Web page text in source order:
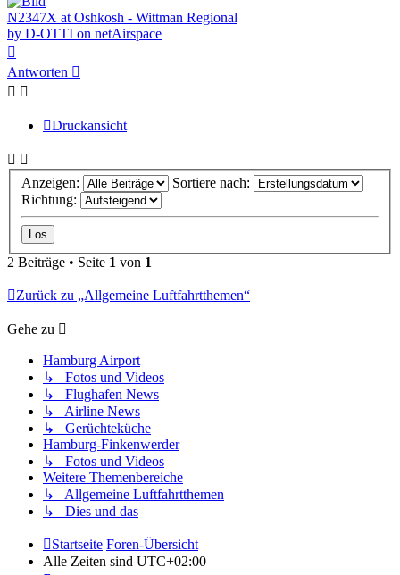
N2347X at Oshkosh - Wittman Regional
by D-OTTI on netAirspace
oben
Antworten
Druckansicht
Anzeigen:
Sortiere nach:
Richtung:
2 Beiträge • Seite 1 von 1
Zurück zu „Allgemeine Luftfahrtthemen“
Gehe zu
Hamburg Airport
↳ Fotos und Videos
↳ Flughafen News
↳ Airline News
↳ Gerüchteküche
Hamburg-Finkenwerder
↳ Fotos und Videos
Weitere Themenbereiche
↳ Allgemeine Luftfahrtthemen
↳ Dies und das
Startseite Foren-Übersicht
Alle Zeiten sind UTC+02:00